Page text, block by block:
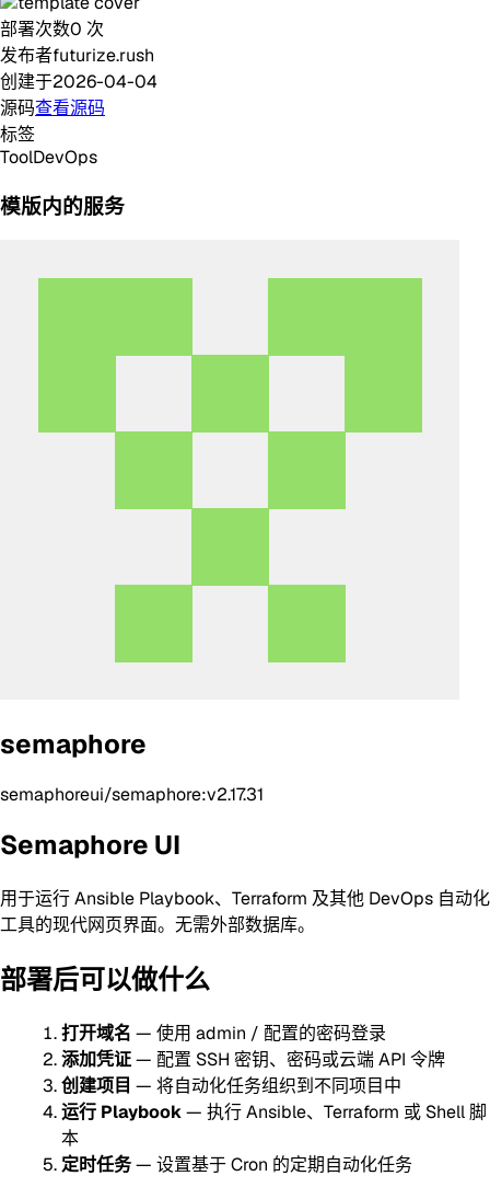
部署次数0 次
发布者futurize.rush
创建于2026-04-04
源码查看源码
标签
ToolDevOps
模版内的服务
semaphore
semaphoreui/semaphore:v2.17.31
Semaphore UI
用于运行 Ansible Playbook、Terraform 及其他 DevOps 自动化
工具的现代网页界面。无需外部数据库。
部署后可以做什么
打开域名 — 使用 admin / 配置的密码登录
添加凭证— 配置 SSH 密钥、密码或云端 API 令牌
创建项目 — 将自动化任务组织到不同项目中
运行 Playbook— 执行 Ansible、Terraform 或 Shell 脚
本
定时任务— 设置基于 Cron 的定期自动化任务